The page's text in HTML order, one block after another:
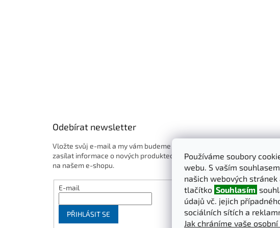
Používáme soubory
webu. S vaším
našich webových
tlačítko Souhlasím
údajů vč. jejich
sociálních sítích a
Jak chráníme vaše
Odebírat newsletter
Vložte svůj e-mail a my vám budeme
zasílat informace o nových produktech
na našem e-shopu.
E-mail
PŘIHLÁSIT SE